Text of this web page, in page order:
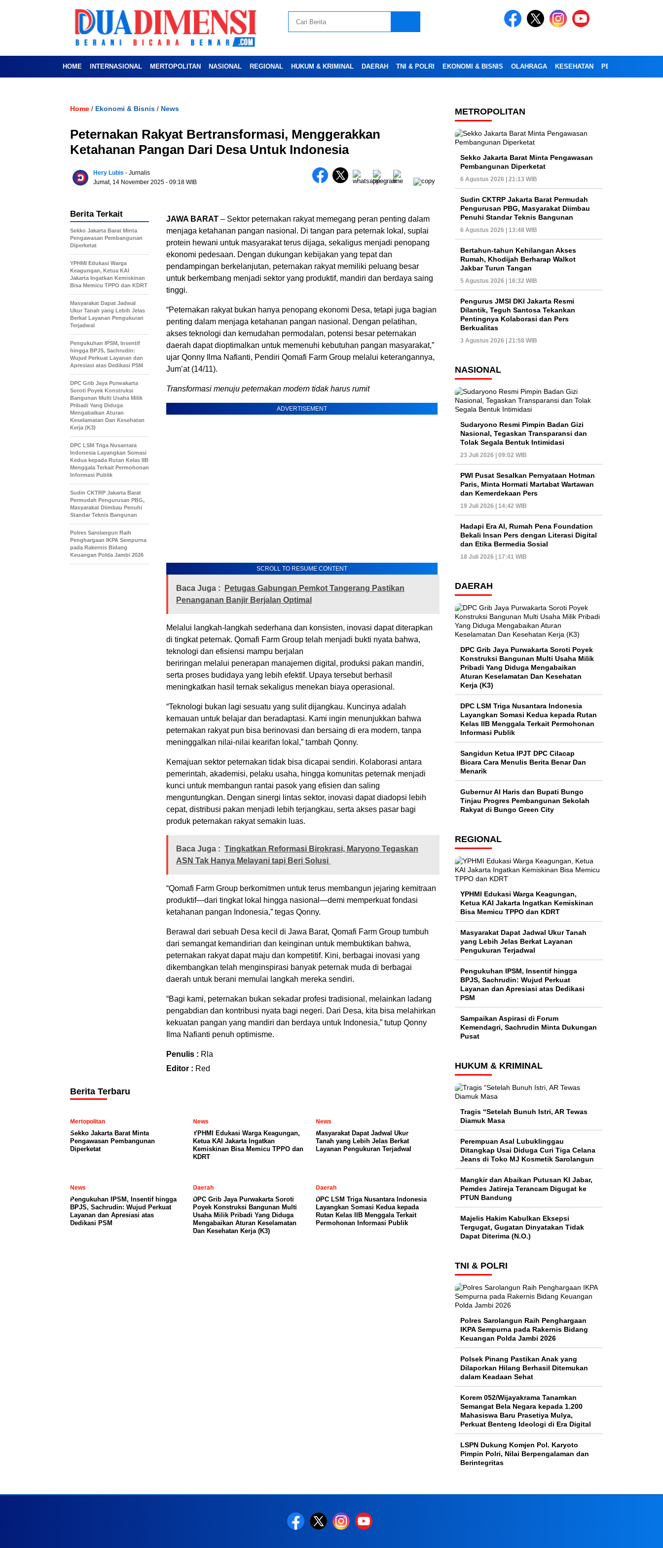
HOME INTERNASIONAL MERTOPOLITAN NASIONAL REGIONAL HUKUM & KRIMINAL DAERAH TNI & POLRI EKONOMI & BISNIS OLAHRAGA KESEHATAN PENDIDIKAN
Home / Ekonomi & Bisnis / News
Peternakan Rakyat Bertransformasi, Menggerakkan
Ketahanan Pangan Dari Desa Untuk Indonesia
Hery Lubis - Jurnalis
Jumat, 14 November 2025 - 09:18 WIB
JAWA BARAT – Sektor peternakan rakyat memegang peran penting dalam
menjaga ketahanan pangan nasional. Di tangan para peternak lokal, suplai
protein hewani untuk masyarakat terus dijaga, sekaligus menjadi penopang
ekonomi pedesaan. Dengan dukungan kebijakan yang tepat dan
pendampingan berkelanjutan, peternakan rakyat memiliki peluang besar
untuk berkembang menjadi sektor yang produktif, mandiri dan berdaya saing
tinggi.
“Peternakan rakyat bukan hanya penopang ekonomi Desa, tetapi juga bagian
penting dalam menjaga ketahanan pangan nasional. Dengan pelatihan,
akses teknologi dan kemudahan permodalan, potensi besar peternakan
daerah dapat dioptimalkan untuk memenuhi kebutuhan pangan masyarakat,”
ujar Qonny Ilma Nafianti, Pendiri Qomafi Farm Group melalui keterangannya,
Jum’at (14/11).
Transformasi menuju peternakan modern tidak harus rumit
ADVERTISEMENT
SCROLL TO RESUME CONTENT
Baca Juga :
Petugas Gabungan Pemkot Tangerang Pastikan
Penanganan Banjir Berjalan Optimal
Melalui langkah-langkah sederhana dan konsisten, inovasi dapat diterapkan
di tingkat peternak. Qomafi Farm Group telah menjadi bukti nyata bahwa,
teknologi dan efisiensi mampu berjalan
beriringan melalui penerapan manajemen digital, produksi pakan mandiri,
serta proses budidaya yang lebih efektif. Upaya tersebut berhasil
meningkatkan hasil ternak sekaligus menekan biaya operasional.
“Teknologi bukan lagi sesuatu yang sulit dijangkau. Kuncinya adalah
kemauan untuk belajar dan beradaptasi. Kami ingin menunjukkan bahwa
peternakan rakyat pun bisa berinovasi dan bersaing di era modern, tanpa
meninggalkan nilai-nilai kearifan lokal,” tambah Qonny.
Kemajuan sektor peternakan tidak bisa dicapai sendiri. Kolaborasi antara
pemerintah, akademisi, pelaku usaha, hingga komunitas peternak menjadi
kunci untuk membangun rantai pasok yang efisien dan saling
menguntungkan. Dengan sinergi lintas sektor, inovasi dapat diadopsi lebih
cepat, distribusi pakan menjadi lebih terjangkau, serta akses pasar bagi
produk peternakan rakyat semakin luas.
Baca Juga : Tingkatkan Reformasi Birokrasi, Maryono Tegaskan
ASN Tak Hanya Melayani tapi Beri Solusi
“Qomafi Farm Group berkomitmen untuk terus membangun jejaring kemitraan
produktif—dari tingkat lokal hingga nasional—demi memperkuat fondasi
ketahanan pangan Indonesia,” tegas Qonny.
Berawal dari sebuah Desa kecil di Jawa Barat, Qomafi Farm Group tumbuh
dari semangat kemandirian dan keinginan untuk membuktikan bahwa,
peternakan rakyat dapat maju dan kompetitif. Kini, berbagai inovasi yang
dikembangkan telah menginspirasi banyak peternak muda di berbagai
daerah untuk berani memulai langkah mereka sendiri.
“Bagi kami, peternakan bukan sekadar profesi tradisional, melainkan ladang
pengabdian dan kontribusi nyata bagi negeri. Dari Desa, kita bisa melahirkan
kekuatan pangan yang mandiri dan berdaya untuk Indonesia,” tutup Qonny
Ilma Nafianti penuh optimisme.
Penulis : Rla
Editor : Red
Berita Terkait
Sekko Jakarta Barat Minta
Pengawasan Pembangunan
Diperketat
YPHMI Edukasi Warga
Keagungan, Ketua KAI
Jakarta Ingatkan Kemiskinan
Bisa Memicu TPPO dan KDRT
Masyarakat Dapat Jadwal
Ukur Tanah yang Lebih Jelas
Berkat Layanan Pengukuran
Terjadwal
Pengukuhan IPSM, Insentif
hingga BPJS, Sachrudin:
Wujud Perkuat Layanan dan
Apresiasi atas Dedikasi PSM
DPC Grib Jaya Purwakarta
Soroti Poyek Konstruksi
Bangunan Multi Usaha Milik
Pribadi Yang Diduga
Mengabaikan Aturan
Keselamatan Dan Kesehatan
Kerja (K3)
DPC LSM Triga Nusantara
Indonesia Layangkan Somasi
Kedua kepada Rutan Kelas IIB
Menggala Terkait Permohonan
Informasi Publik
Sudin CKTRP Jakarta Barat
Permudah Pengurusan PBG,
Masyarakat Diimbau Penuhi
Standar Teknis Bangunan
Polres Sarolangun Raih
Penghargaan IKPA Sempurna
pada Rakernis Bidang
Keuangan Polda Jambi 2026
Berita Terbaru
Mertopolitan
Sekko Jakarta Barat Minta
Pengawasan Pembangunan
Diperketat
News
YPHMI Edukasi Warga Keagungan,
Ketua KAI Jakarta Ingatkan
Kemiskinan Bisa Memicu TPPO dan
KDRT
News
Masyarakat Dapat Jadwal Ukur
Tanah yang Lebih Jelas Berkat
Layanan Pengukuran Terjadwal
News
Pengukuhan IPSM, Insentif hingga
BPJS, Sachrudin: Wujud Perkuat
Layanan dan Apresiasi atas
Dedikasi PSM
Daerah
DPC Grib Jaya Purwakarta Soroti
Poyek Konstruksi Bangunan Multi
Usaha Milik Pribadi Yang Diduga
Mengabaikan Aturan Keselamatan
Dan Kesehatan Kerja (K3)
Daerah
DPC LSM Triga Nusantara Indonesia
Layangkan Somasi Kedua kepada
Rutan Kelas IIB Menggala Terkait
Permohonan Informasi Publik
METROPOLITAN
Sekko Jakarta Barat Minta Pengawasan
Pembangunan Diperketat
6 Agustus 2026 | 21:13 WIB
Sudin CKTRP Jakarta Barat Permudah
Pengurusan PBG, Masyarakat Diimbau
Penuhi Standar Teknis Bangunan
6 Agustus 2026 | 13:48 WIB
Bertahun-tahun Kehilangan Akses
Rumah, Khodijah Berharap Walkot
Jakbar Turun Tangan
5 Agustus 2026 | 16:32 WIB
Pengurus JMSI DKI Jakarta Resmi
Dilantik, Teguh Santosa Tekankan
Pentingnya Kolaborasi dan Pers
Berkualitas
3 Agustus 2026 | 21:58 WIB
NASIONAL
Sudaryono Resmi Pimpin Badan Gizi
Nasional, Tegaskan Transparansi dan
Tolak Segala Bentuk Intimidasi
23 Juli 2026 | 09:02 WIB
PWI Pusat Sesalkan Pernyataan Hotman
Paris, Minta Hormati Martabat Wartawan
dan Kemerdekaan Pers
19 Juli 2026 | 14:42 WIB
Hadapi Era AI, Rumah Pena Foundation
Bekali Insan Pers dengan Literasi Digital
dan Etika Bermedia Sosial
18 Juli 2026 | 17:41 WIB
DAERAH
DPC Grib Jaya Purwakarta Soroti Poyek
Konstruksi Bangunan Multi Usaha Milik
Pribadi Yang Diduga Mengabaikan
Aturan Keselamatan Dan Kesehatan
Kerja (K3)
DPC LSM Triga Nusantara Indonesia
Layangkan Somasi Kedua kepada Rutan
Kelas IIB Menggala Terkait Permohonan
Informasi Publik
Sangidun Ketua IPJT DPC Cilacap
Bicara Cara Menulis Berita Benar Dan
Menarik
​Gubernur Al Haris dan Bupati Bungo
Tinjau Progres Pembangunan Sekolah
Rakyat di Bungo Green City
REGIONAL
YPHMI Edukasi Warga Keagungan,
Ketua KAI Jakarta Ingatkan Kemiskinan
Bisa Memicu TPPO dan KDRT
Masyarakat Dapat Jadwal Ukur Tanah
yang Lebih Jelas Berkat Layanan
Pengukuran Terjadwal
Pengukuhan IPSM, Insentif hingga
BPJS, Sachrudin: Wujud Perkuat
Layanan dan Apresiasi atas Dedikasi
PSM
Sampaikan Aspirasi di Forum
Kemendagri, Sachrudin Minta Dukungan
Pusat
HUKUM & KRIMINAL
Tragis “Setelah Bunuh Istri, AR Tewas
Diamuk Masa
Perempuan Asal Lubuklinggau
Ditangkap Usai Diduga Curi Tiga Celana
Jeans di Toko MJ Kosmetik Sarolangun
Mangkir dan Abaikan Putusan KI Jabar,
Pemdes Jatireja Terancam Digugat ke
PTUN Bandung
Majelis Hakim Kabulkan Eksepsi
Tergugat, Gugatan Dinyatakan Tidak
Dapat Diterima (N.O.)
TNI & POLRI
Polres Sarolangun Raih Penghargaan
IKPA Sempurna pada Rakernis Bidang
Keuangan Polda Jambi 2026
Polsek Pinang Pastikan Anak yang
Dilaporkan Hilang Berhasil Ditemukan
dalam Keadaan Sehat
Korem 052/Wijayakrama Tanamkan
Semangat Bela Negara kepada 1.200
Mahasiswa Baru Prasetiya Mulya,
Perkuat Benteng Ideologi di Era Digital
LSPN Dukung Komjen Pol. Karyoto
Pimpin Polri, Nilai Berpengalaman dan
Berintegritas